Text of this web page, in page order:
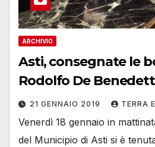
ARCHIVIO
Asti, consegnate le
Rodolfo De
21 GENNAIO 2019 TERRA
Venerdì 18 gennaio in
del Municipio di Asti si è